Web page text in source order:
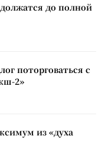
до полной
поторговаться с
2»
из «духа